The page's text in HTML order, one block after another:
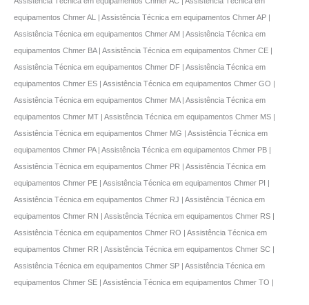
equipamentos Chmer AL | Assistência Técnica em equipamentos Chmer AP |
Assistência Técnica em equipamentos Chmer AM | Assistência Técnica em
equipamentos Chmer BA | Assistência Técnica em equipamentos Chmer CE |
Assistência Técnica em equipamentos Chmer DF | Assistência Técnica em
equipamentos Chmer ES | Assistência Técnica em equipamentos Chmer GO |
Assistência Técnica em equipamentos Chmer MA | Assistência Técnica em
equipamentos Chmer MT | Assistência Técnica em equipamentos Chmer MS |
Assistência Técnica em equipamentos Chmer MG | Assistência Técnica em
equipamentos Chmer PA | Assistência Técnica em equipamentos Chmer PB |
Assistência Técnica em equipamentos Chmer PR | Assistência Técnica em
equipamentos Chmer PE | Assistência Técnica em equipamentos Chmer PI |
Assistência Técnica em equipamentos Chmer RJ | Assistência Técnica em
equipamentos Chmer RN | Assistência Técnica em equipamentos Chmer RS |
Assistência Técnica em equipamentos Chmer RO | Assistência Técnica em
equipamentos Chmer RR | Assistência Técnica em equipamentos Chmer SC |
Assistência Técnica em equipamentos Chmer SP | Assistência Técnica em
equipamentos Chmer SE | Assistência Técnica em equipamentos Chmer TO |